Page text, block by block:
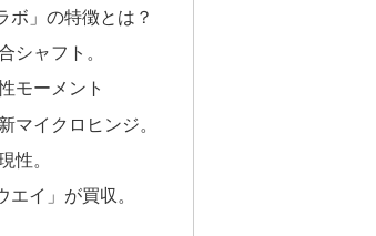
ボ」の特徴とは？
シャフト。
モーメント
マイクロヒンジ。
性。
イ」が買収。